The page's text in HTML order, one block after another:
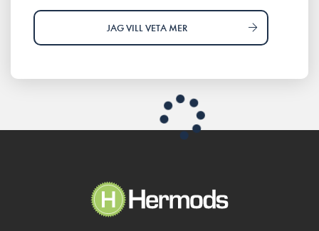
JAG VILL VETA MER